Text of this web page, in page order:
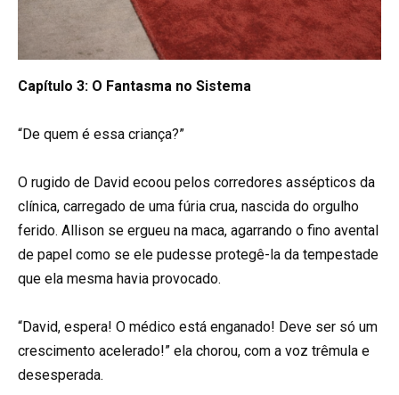
Capítulo 3: O Fantasma no Sistema
“De quem é essa criança?”
O rugido de David ecoou pelos corredores assépticos da
clínica, carregado de uma fúria crua, nascida do orgulho
ferido. Allison se ergueu na maca, agarrando o fino avental
de papel como se ele pudesse protegê-la da tempestade
que ela mesma havia provocado.
“David, espera! O médico está enganado! Deve ser só um
crescimento acelerado!” ela chorou, com a voz trêmula e
desesperada.